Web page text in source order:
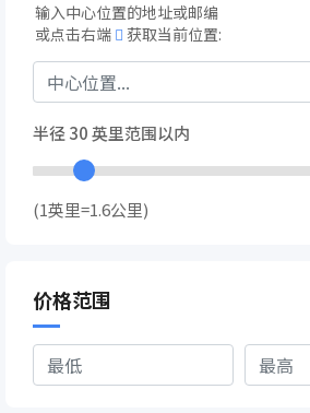
输入中心位置的地址或邮编
或点击右端
获取当前位置:
半径30英里范围以内
(1英里=1.6公里)
价格范围